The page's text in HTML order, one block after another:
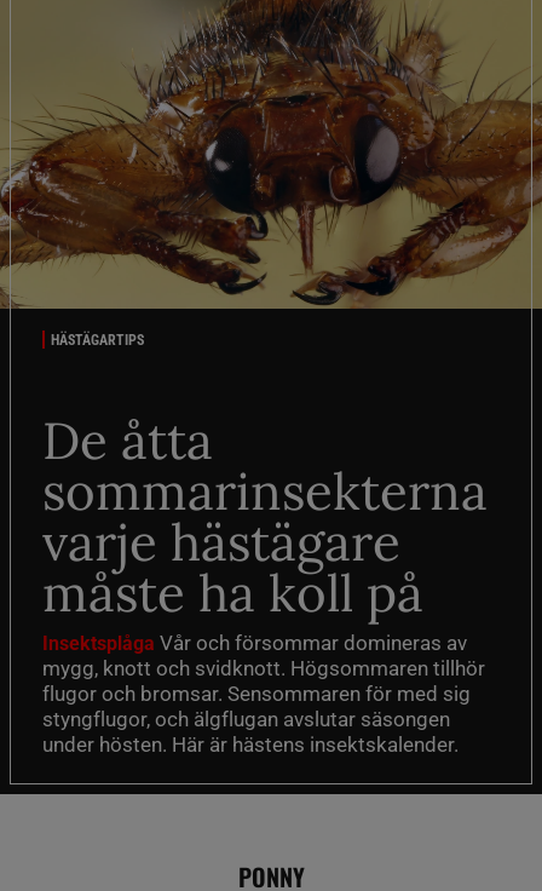
HÄSTÄGARTIPS
De åtta
sommarinsekterna
varje hästägare
måste ha koll på
Insektsplåga Vår och försommar domineras av
mygg, knott och svidknott. Högsommaren tillhör
flugor och bromsar. Sensommaren för med sig
styngflugor, och älgflugan avslutar säsongen
under hösten. Här är hästens insektskalender.
PONNY